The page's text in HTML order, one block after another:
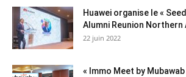
Huawei organise le «
Alumni Reunion Northern
22 juin 2022
« Immo Meet by